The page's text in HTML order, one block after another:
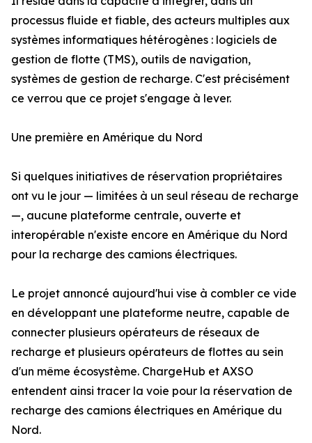
processus fluide et fiable, des acteurs multiples aux
systèmes informatiques hétérogènes : logiciels de
gestion de flotte (TMS), outils de navigation,
systèmes de gestion de recharge. C'est précisément
ce verrou que ce projet s'engage à lever.
Une première en Amérique du Nord
Si quelques initiatives de réservation propriétaires
ont vu le jour — limitées à un seul réseau de recharge
—, aucune plateforme centrale, ouverte et
interopérable n'existe encore en Amérique du Nord
pour la recharge des camions électriques.
Le projet annoncé aujourd'hui vise à combler ce vide
en développant une plateforme neutre, capable de
connecter plusieurs opérateurs de réseaux de
recharge et plusieurs opérateurs de flottes au sein
d'un même écosystème. ChargeHub et AXSO
entendent ainsi tracer la voie pour la réservation de
recharge des camions électriques en Amérique du
Nord.